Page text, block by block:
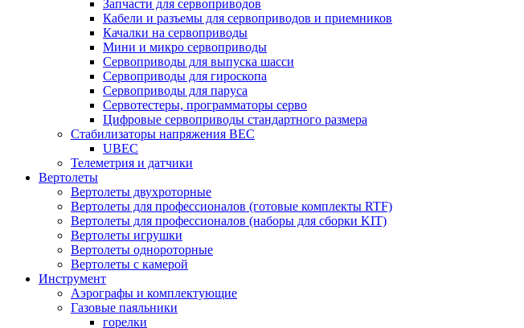
Запчасти для сервоприводов
Кабели и разъемы для сервоприводов и приемников
Качалки на сервоприводы
Мини и микро сервоприводы
Сервоприводы для выпуска шасси
Сервоприводы для гироскопа
Сервоприводы для паруса
Сервотестеры, программаторы серво
Цифровые сервоприводы стандартного размера
Стабилизаторы напряжения BEC
UBEC
Телеметрия и датчики
Вертолеты
Вертолеты двухроторные
Вертолеты для профессионалов (готовые комплекты RTF)
Вертолеты для профессионалов (наборы для сборки KIT)
Вертолеты игрушки
Вертолеты однороторные
Вертолеты с камерой
Инструмент
Аэрографы и комплектующие
Газовые паяльники
горелки